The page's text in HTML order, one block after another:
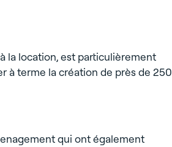
la location, est particulièrement
à terme la création de près de 250
qui ont également